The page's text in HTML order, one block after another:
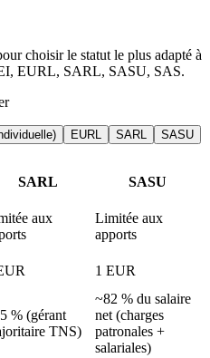
choisir le statut le plus adapté à
EURL, SARL, SASU, SAS.
EURL SARL
SASU
SARL SASU
aux
Limitée aux
apports
1 EUR
% (gérant
TNS)
~82 % du salaire
net (charges
patronales +
salariales)